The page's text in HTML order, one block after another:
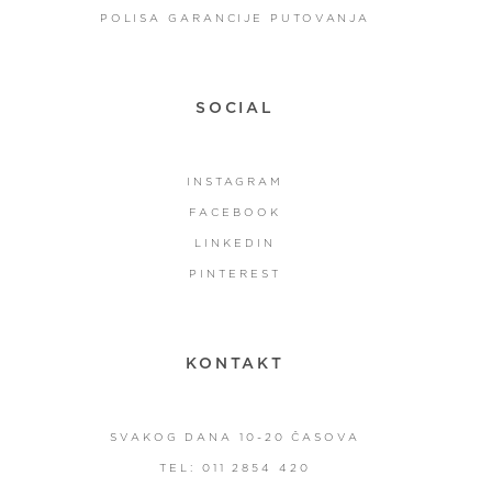
POLISA GARANCIJE PUTOVANJA
SOCIAL
INSTAGRAM
FACEBOOK
LINKEDIN
PINTEREST
KONTAKT
SVAKOG DANA 10-20 ČASOVA
TEL: 011 2854 420